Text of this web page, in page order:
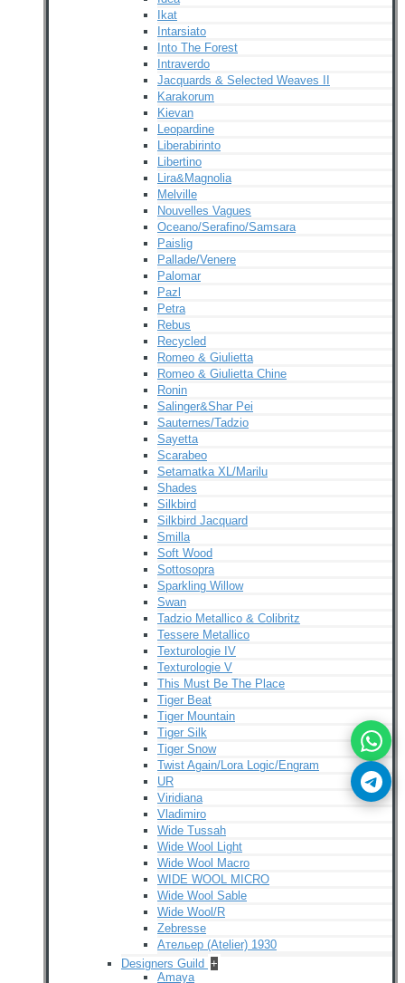
Ikat
Intarsiato
Into The Forest
Intraverdo
Jacquards & Selected Weaves II
Karakorum
Kievan
Leopardine
Liberabirinto
Libertino
Lira&Magnolia
Melville
Nouvelles Vagues
Oceano/Serafino/Samsara
Paislig
Pallade/Venere
Palomar
Pazl
Petra
Rebus
Recycled
Romeo & Giulietta
Romeo & Giulietta Chine
Ronin
Salinger&Shar Pei
Sauternes/Tadzio
Sayetta
Scarabeo
Setamatka XL/Marilu
Shades
Silkbird
Silkbird Jacquard
Smilla
Soft Wood
Sottosopra
Sparkling Willow
Swan
Tadzio Metallico & Colibritz
Tessere Metallico
Texturologie IV
Texturologie V
This Must Be The Place
Tiger Beat
Tiger Mountain
Tiger Silk
Tiger Snow
Twist Again/Lora Logic/Engram
UR
Viridiana
Vladimiro
Wide Tussah
Wide Wool Light
Wide Wool Macro
WIDE WOOL MICRO
Wide Wool Sable
Wide Wool/R
Zebresse
Ательер (Atelier) 1930
Designers Guild +
Amaya